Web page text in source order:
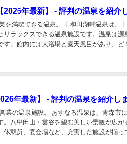
年最新】 - 評判の温泉を紹介
を満喫できる温泉。 十和田湖畔温泉は、
リラックスできる温泉施設です。温泉は源
。館内には大浴場と露天風呂があり、ど
年最新】 - 評判の温泉を紹介しま
業の温泉施設。 あすなろ温泉は、青森市
。八甲田山・雲谷を望む美しい景観が広が
憩所、宴会場など、充実した施設が揃っ